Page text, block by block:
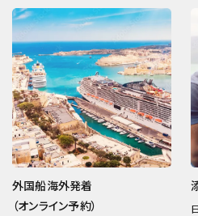
外国船海外発着
（オンライン予約）